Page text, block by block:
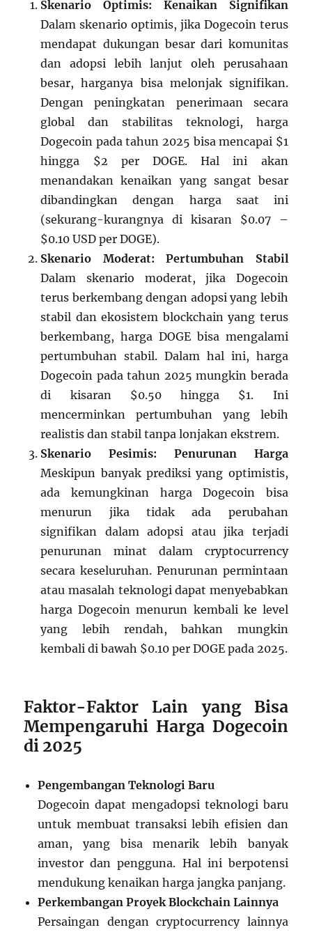
Skenario Optimis: Kenaikan Signifikan
Dalam skenario optimis, jika Dogecoin terus
mendapat dukungan besar dari komunitas
dan adopsi lebih lanjut oleh perusahaan
besar, harganya bisa melonjak signifikan.
Dengan peningkatan penerimaan secara
global dan stabilitas teknologi, harga
Dogecoin pada tahun 2025 bisa mencapai $1
hingga $2 per DOGE. Hal ini akan
menandakan kenaikan yang sangat besar
dibandingkan dengan harga saat ini
(sekurang-kurangnya di kisaran $0.07 –
$0.10 USD per DOGE).
Skenario Moderat: Pertumbuhan Stabil
Dalam skenario moderat, jika Dogecoin
terus berkembang dengan adopsi yang lebih
stabil dan ekosistem blockchain yang terus
berkembang, harga DOGE bisa mengalami
pertumbuhan stabil. Dalam hal ini, harga
Dogecoin pada tahun 2025 mungkin berada
di kisaran $0.50 hingga $1. Ini
mencerminkan pertumbuhan yang lebih
realistis dan stabil tanpa lonjakan ekstrem.
Skenario Pesimis: Penurunan Harga
Meskipun banyak prediksi yang optimistis,
ada kemungkinan harga Dogecoin bisa
menurun jika tidak ada perubahan
signifikan dalam adopsi atau jika terjadi
penurunan minat dalam cryptocurrency
secara keseluruhan. Penurunan permintaan
atau masalah teknologi dapat menyebabkan
harga Dogecoin menurun kembali ke level
yang lebih rendah, bahkan mungkin
kembali di bawah $0.10 per DOGE pada 2025.
Faktor-Faktor Lain yang Bisa
Mempengaruhi Harga Dogecoin
di 2025
Pengembangan Teknologi Baru
Dogecoin dapat mengadopsi teknologi baru
untuk membuat transaksi lebih efisien dan
aman, yang bisa menarik lebih banyak
investor dan pengguna. Hal ini berpotensi
mendukung kenaikan harga jangka panjang.
Perkembangan Proyek Blockchain Lainnya
Persaingan dengan cryptocurrency lainnya